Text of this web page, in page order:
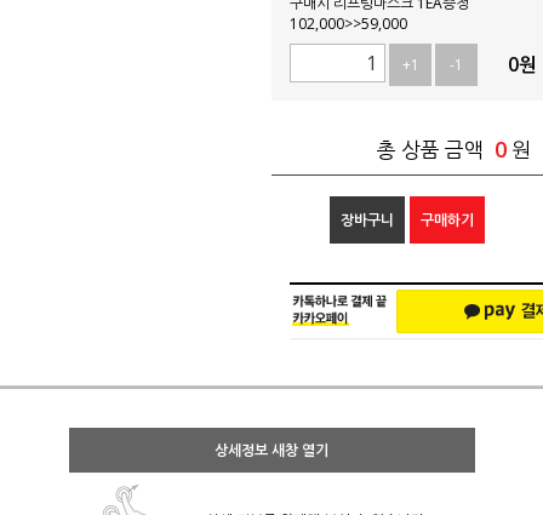
102,000>>59,000
+1
-1 0원
총 상품 금액 0 원
장바구니 구매하기
상세정보 새창 열기